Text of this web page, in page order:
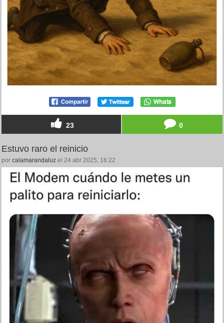
23 0
Estuvo raro el reinicio
por calamarandaluz el 24 abr 2025, 16:22